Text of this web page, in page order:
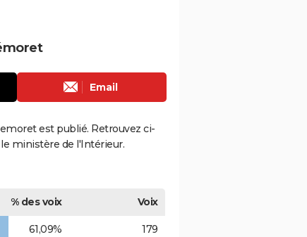
Email
est publié. Retrouvez ci-
ministère de l'Intérieur.
% des voix
Voix
61,09% 179